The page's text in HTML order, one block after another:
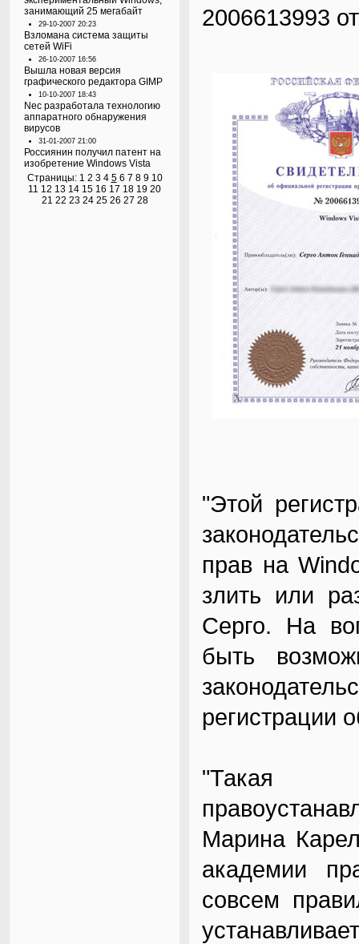
занимающий 25 мегабайт
29-10-2007 20:23
Взломана система защиты
сетей WiFi
26-10-2007 16:56
Вышла новая версия
графического редактора GIMP
10-10-2007 18:43
Nec разработала технологию
аппаратного обнаружения
вирусов
31-01-2007 21:00
Россиянин получил патент на
изобретение Windows Vista
Страницы: 1 2 3 4 5 6 7 8 9 10
11 12 13 14 15 16 17 18 19 20
21 22 23 24 25 26 27 28
2006613993
"Этой
прав на
злить или
Серго. На
быть
регистрации
"Такая
Марина
академии
совсем